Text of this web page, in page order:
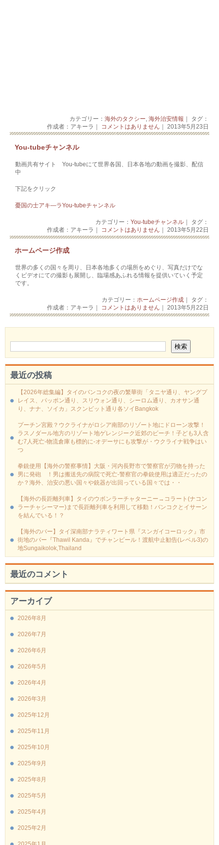
カテゴリー： 海外のタクシー, 海外治安情報 ｜ タグ：
作成者：アキーラ｜ コメントはありません ｜ 2013年5月23日
You-tubeチャンネル
動画共有サイト You-tubeにて世界各国、日本各地の動画を撮影、配信
中
下記をクリック
憂国の士アキ―ラYou-tubeチャンネル
カテゴリー： You-tubeチャンネル｜ タグ：
作成者：アキーラ｜ コメントはありません ｜ 2013年5月22日
ホームページ作成
世界の多くの国々を周り、日本各地多くの場所をめぐり、写真だけでな
くビデオにての撮影も展開し、臨場感あふれる情報を提供いていく予定
です。
カテゴリー： ホームページ作成｜ タグ：
作成者：アキーラ｜ コメントはありません ｜ 2013年5月22日
最近の投稿
【2026年総集編】タイのバンコクの夜の繁華街「タニヤ通り、ヤングプ
レイス、パッポン通り、スリウォン通り、シーロム通り、カオサン通
り、ナナ、ソイカ」スクンビット通り各ソイBangkok
プーチン宮殿？ウクライナがロシア南部のリゾート地にドローン攻撃！
ラスノダール地方のリゾート地ゲレンジーク近郊のビーチ！子ども3人含
む7人死亡-物流倉庫も標的に‐オデーサにも攻撃が・ウクライナ戦争はい
つ
拳銃使用【海外の警察事情】大阪・河内長野市で警察官が刃物を持った
男に発砲 ！男は搬送先の病院で死亡-警察官の拳銃使用は適正だったの
か？海外、治安の悪い国々や銃器が出回っている国々では・・
【海外の長距離列車】タイのウボンラーチャターニー→コラート(ナコン
ラーチャシーマー)まで長距離列車を利用して移動！バンコクとイサーン
を結んでいる！？
【海外のバー】タイ深南部ナラティワート県『スンガイコーロック』市
街地のバー『Thawil Kanda』でチャンビール！渡航中止勧告(レベル3)の
地Sungaikolok,Thailand
最近のコメント
アーカイブ
2026年8月
2026年7月
2026年6月
2026年5月
2026年4月
2026年3月
2025年12月
2025年11月
2025年10月
2025年9月
2025年8月
2025年5月
2025年4月
2025年2月